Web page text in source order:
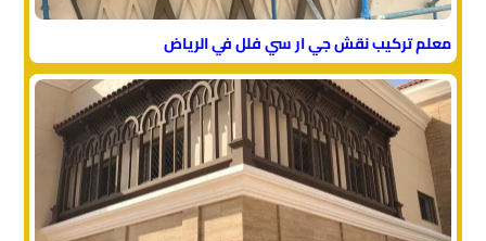
معلم تركيب نقش جي ار سي فلل في الرياض